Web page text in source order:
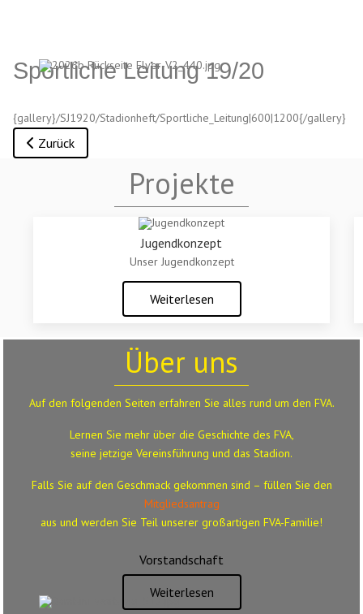
Sportliche Leitung 19/20
{gallery}/SJ1920/Stadionheft/Sportliche_Leitung|600|1200{/gallery}
Vorheriger Beitrag: Sportliche Leitung 19/20_1
Zurück
Projekte
Jugendkonzept
Unser Jugendkonzept
Weiterlesen
Über uns
Auf den folgenden Seiten erfahren Sie alles rund um den FVA.
Lernen Sie mehr über die Geschichte des FVA,
seine jetzige Vereinsführung und das Stadion.
Falls Sie auf den Geschmack gekommen sind – füllen Sie den
Mitgliedsantrag
aus und werden Sie Teil unserer großartigen FVA-Familie!
Vorstandschaft
Weiterlesen